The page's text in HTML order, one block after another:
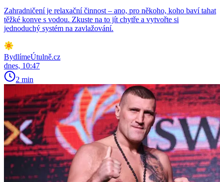
Zahradničení je relaxační činnost – ano, pro někoho, koho baví tahat
těžké konve s vodou. Zkuste na to jít chytře a vytvořte si
jednoduchý systém na zavlažování.
BydlímeÚtulně.cz
dnes, 10:47
2 min